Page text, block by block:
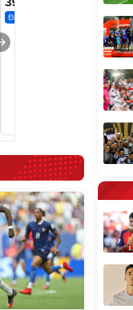
Đã bán nhiều
Bạt
nhôm
392.000đ
Đã bán